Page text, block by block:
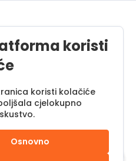
od 08 do 17h
do 17h
- neradni dan
koristi
koristi kolačiće
cjelokupno
Osnovno